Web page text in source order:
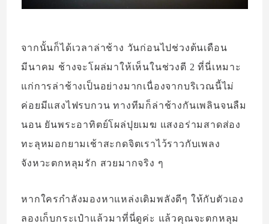
จากนั้นก็ได้เวลาล่าช้าง วันก่อนไปช่วงต้นเดือน
มีนาคม ช้างจะโผล่มาให้เห็นในช่วงตี 2 ที่นี่เหมาะ
แก่การล่าช้างเป็นอย่างมากเนื่องจากบริเวณนี้ไม่
ค่อยมีแสงไฟรบกวน ทางทีมก็ล่าช้างกันเพลินจนลืม
นอน ยันพระอาทิตย์โผล่ปุยเมฆ แสงอร่ามสาดส่อง
ทะลุหมอกยามเช้าสะกดจิตเราไว้ราวกับเพลง
จังหวะตกหลุมรัก สวยมากจริง ๆ
หากใครกำลังมองหาแหล่งเติมพลังดีๆ ให้กับตัวเอง
ลองเก็บกระเป๋าแล้วมาที่นี่ดูค่ะ แล้วคุณจะตกหลุม